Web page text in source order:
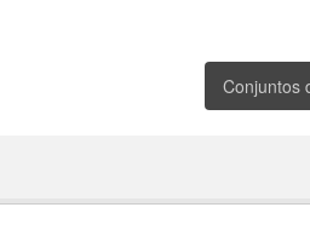
Conjuntos